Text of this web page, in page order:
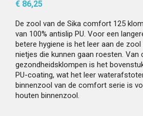
€ 86,25
De zool van de Sika comfort 125
van 100% antislip PU. Voor een
betere hygiene is het leer aan de zool
nietjes die kunnen gaan roesten. Van
gezondheidsklompen is het
PU-coating, wat het leer
binnenzool van de comfort serie is
houten binnenzool.